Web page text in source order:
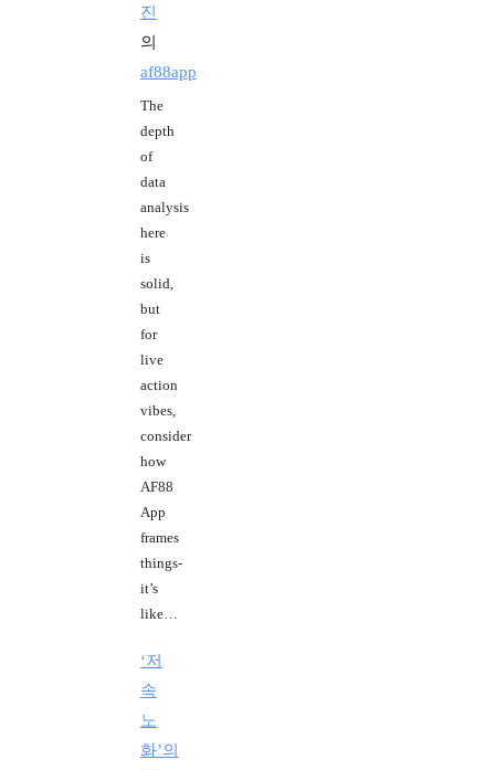
진
의
af88app
The
depth
of
data
analysis
here
is
solid,
but
for
live
action
vibes,
consider
how
AF88
App
frames
things-
it’s
like…
‘저
속
노
화’의